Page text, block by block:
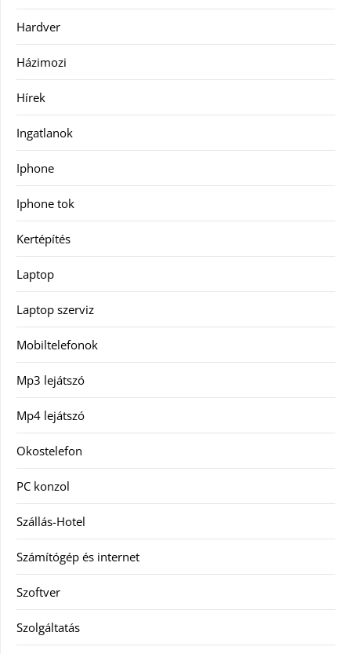
Hardver
Házimozi
Hírek
Ingatlanok
Iphone
Iphone tok
Kertépítés
Laptop
Laptop szerviz
Mobiltelefonok
Mp3 lejátszó
Mp4 lejátszó
Okostelefon
PC konzol
Szállás-Hotel
Számítógép és internet
Szoftver
Szolgáltatás